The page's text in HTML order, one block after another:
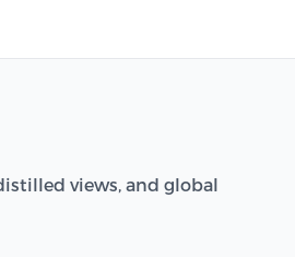
views, and global